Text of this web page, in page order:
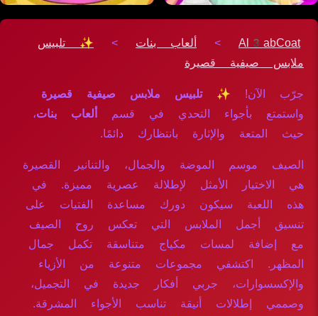
Al3abCoat
> ألعاب بنات >
✨ تلبيس
ملابس صيفية قصيرة
جرّب الآن! ✨ تلبيس ملابس صيفية قصيرة
واستمتع بأجواء التحدي في قسم
ألعاب بنات،
حيث المتعة والإثارة بانتظارك دائمًا.
الصيف موسم الموضة والجمال، والتنانير القصيرة
هي الاختيار الأمثل لإطلالة عصرية مميزة. في
هذه اللعبة سيكون دورك مساعدة الفتيات على
تنسيق أجمل الملابس التي تعكس روح الصيف
مع إضافة لمسات مكياج متناسقة تكمل جمال
المظهر. اكتشفي مجموعات متنوعة من الأزياء
والإكسسوارات، جربي أفكار جديدة في التجميل،
وصممي إطلالات أنيقة تناسب الأجواء المشرقة.